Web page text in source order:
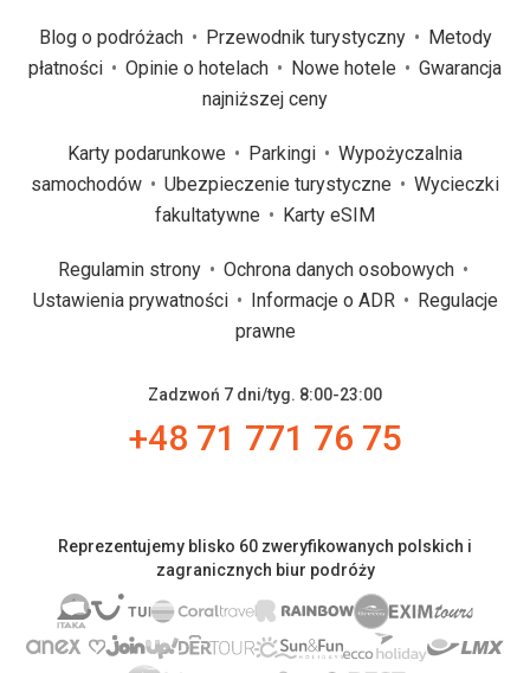
Blog o podróżach Przewodnik turystyczny
Metody
płatności
Opinie o hotelach Nowe hotele
Gwarancja
najniższej ceny
Karty podarunkowe Parkingi
Wypożyczalnia
samochodów
Ubezpieczenie turystyczne
Wycieczki
fakultatywne
Karty eSIM
Regulamin strony
Ochrona danych osobowych
Ustawienia prywatności
Informacje o ADR
Regulacje
prawne
Zadzwoń 7 dni/tyg. 8:00-23:00
+48 71 771 76 75
Reprezentujemy blisko 60 zweryfikowanych polskich i
zagranicznych biur podróży